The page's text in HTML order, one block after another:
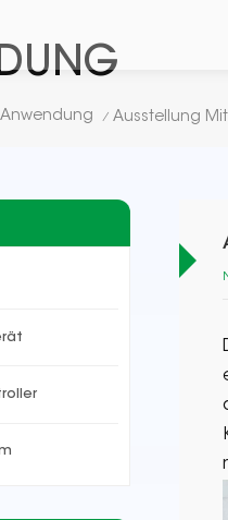
Anwendung / Ausstellung Mit